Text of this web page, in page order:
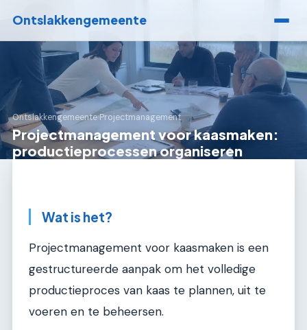
Ontslakkengemeente
Ontslakkengemeente›Projectmanagement
Projectmanagement voor kaasmaken:
productieprocessen organiseren
Wat is het?
Projectmanagement voor kaasmaken is een
gestructureerde aanpak om het volledige
productieproces van kaas te plannen, uit te
voeren en te beheersen.